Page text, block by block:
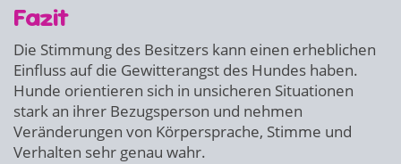
Fazit
Die Stimmung des Besitzers kann einen erheblichen
Einfluss auf die Gewitterangst des Hundes haben.
Hunde orientieren sich in unsicheren Situationen
stark an ihrer Bezugsperson und nehmen
Veränderungen von Körpersprache, Stimme und
Verhalten sehr genau wahr.